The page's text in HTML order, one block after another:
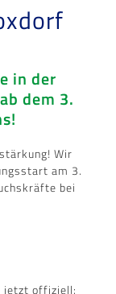
in der
dem 3.
Wir
am 3.
bei
jetzt offiziell: